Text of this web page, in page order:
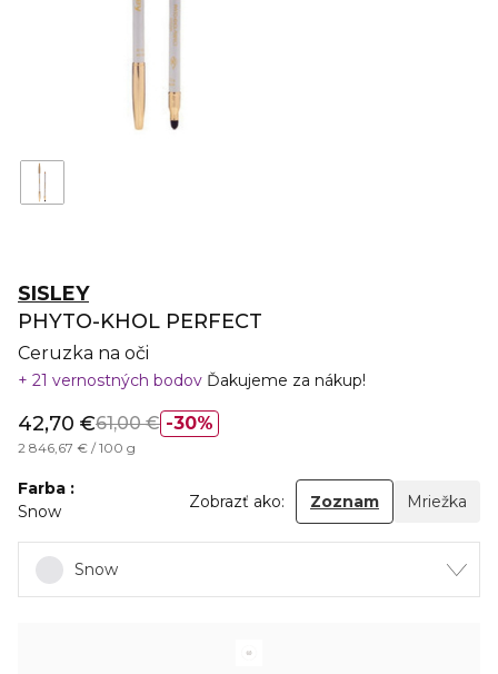
SISLEY
PHYTO-KHOL PERFECT
Ceruzka na oči
21 vernostných bodov Ďakujeme za nákup!
30%
42,70 €61,00 €
2 846,67 € / 100 g
Farba
Snow
Zobrazť ako: Zoznam Mriežka
Snow